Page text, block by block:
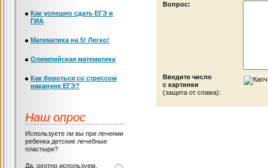
Вопрос:
Введите число
с картинки
(защита от спама):
Как успешно сдать ЕГЭ и
ГИА
Математика на 5! Легко!
Олимпийская математика
Как бороться со стрессом
накануне ЕГЭ?
Наш опрос
Используете ли вы при лечении
ребенка детские лечебные
пластыри?
Да, охотно используем,